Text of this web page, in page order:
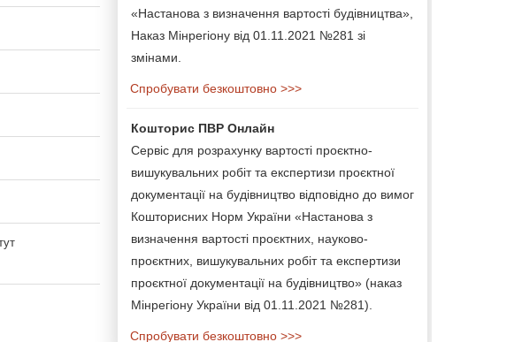
«Настанова з визначення вартості будівництва»,
Наказ Мінрегіону від 01.11.2021 №281 зі
змінами.
Спробувати безкоштовно >>>
Кошторис ПВР Онлайн
Сервіс для розрахунку вартості проєктно-
вишукувальних робіт та експертизи проєктної
документації на будівництво відповідно до вимог
Кошторисних Норм України «Настанова з
визначення вартості проєктних, науково-
проєктних, вишукувальних робіт та експертизи
проєктної документації на будівництво» (наказ
Мінрегіону України від 01.11.2021 №281).
Спробувати безкоштовно >>>